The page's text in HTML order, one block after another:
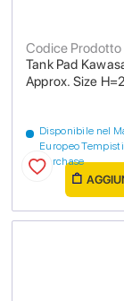
Tank Pad
Approx. Size
Codice Prodotto
Disponibile nel
Europeo
purchase